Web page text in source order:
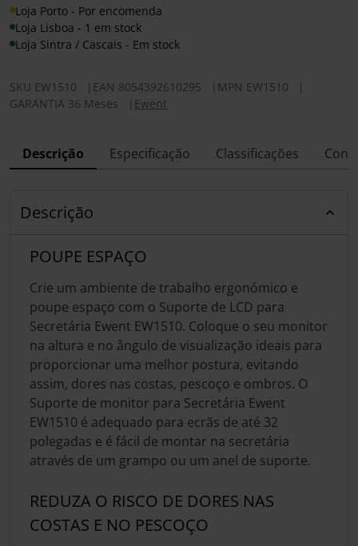
Loja Porto - Por encomenda
Loja Lisboa - 1 em stock
Loja Sintra / Cascais - Em stock
SKU EW1510 EAN 8054392610295 MPN EW1510
GARANTIA 36 Meses
Ewent
Descrição Especificação Classificações
Descrição
POUPE ESPAÇO
Crie um ambiente de trabalho ergonómico e
poupe espaço com o Suporte de LCD para
Secretária Ewent EW1510. Coloque o seu monitor
na altura e no ângulo de visualização ideais para
proporcionar uma melhor postura, evitando
assim, dores nas costas, pescoço e ombros. O
Suporte de monitor para Secretária Ewent
EW1510 é adequado para ecrãs de até 32
polegadas e é fácil de montar na secretária
através de um grampo ou um anel de suporte.
REDUZA O RISCO DE DORES NAS
COSTAS E NO PESCOÇO